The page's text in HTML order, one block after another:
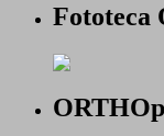
Fototeca